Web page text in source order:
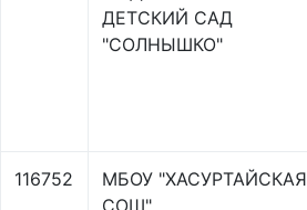
ДЕТСКИЙ САД
"СОЛНЫШКО"
116752
МБОУ "ХАСУРТАЙСКАЯ
СОШ"